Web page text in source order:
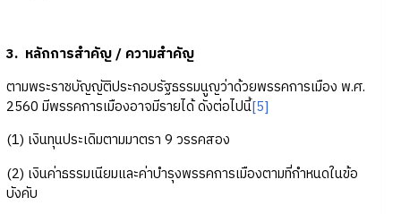
3. หลักการสำคัญ / ความสำคัญ
ตามพระราชบัญญัติประกอบรัฐธรรมนูญว่าด้วยพรรคการเมือง พ.ศ.
2560 มีพรรคการเมืองอาจมีรายได้ ดังต่อไปนี้[5]
(1) เงินทุนประเดิมตามมาตรา 9 วรรคสอง
(2) เงินค่าธรรมเนียมและค่าบำรุงพรรคการเมืองตามที่กำหนดในข้อ
บังคับ